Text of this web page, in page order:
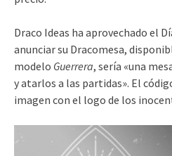
Draco Ideas ha aprovechado el
anunciar su Dracomesa,
modelo Guerrera, sería «una
y atarlos a las partidas». El
imagen con el logo de los